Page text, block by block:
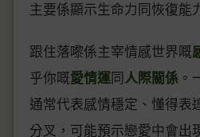
主要係顯示生命力同恢復能
跟住落嚟係主宰情感世界嘅
乎你嘅愛情運 同 人際關係 。
通常代表感情穩定、懂得表
分叉，可能預示戀愛中會出